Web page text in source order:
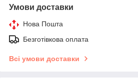
Умови доставки
Нова Пошта
Безготівкова оплата
Всі умови доставки